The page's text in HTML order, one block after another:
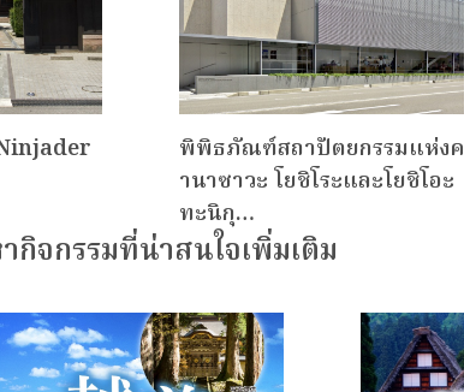
พิพิธภัณฑ์สถาปัตยกรรมแห่งค
านาซาวะ โยชิโระและโยชิโอะ
ทะนิกุ…
กิจกรรมที่น่าสนใจเพิ่มเติม